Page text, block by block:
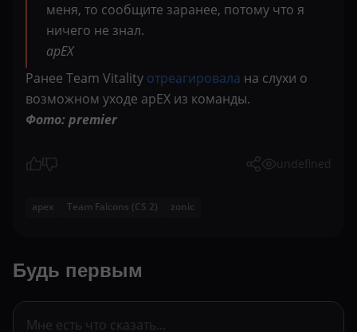
меня, то сообщите заранее, потому что я
ничего не знал.
apEX
Ранее Team Vitality отреагировала на слухи о
возможном уходе apEX из команды.
Фото: premier
undefined
apex Team Falcons (CS 2) zonic
Будь первым